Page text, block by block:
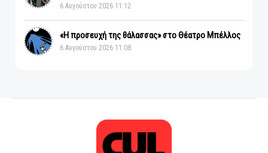
6 Αυγούστου 2026 11:12
«Η προσευχή της θάλασσας» στο Θέατρο Μπέλλος
6 Αυγούστου 2026 11:08